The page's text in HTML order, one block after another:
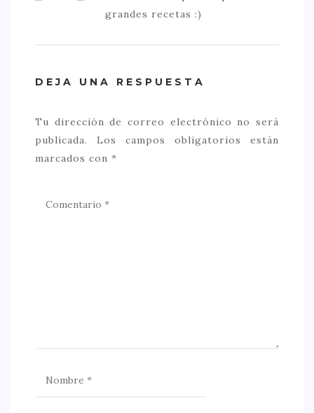
grandes recetas :)
DEJA UNA RESPUESTA
Tu dirección de correo electrónico no será
publicada.
Los campos obligatorios están
marcados con *